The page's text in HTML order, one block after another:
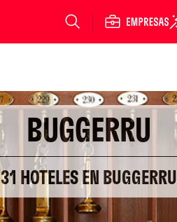
BUGGERRU
31 HOTELES EN BUGGERRU